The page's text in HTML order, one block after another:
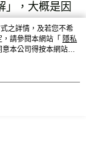
」，大概是因
陳述孩子出現
剝繭地推敲
之詳情，及若您不希
請參閱本網站「 隱私
本公司得按本網站使